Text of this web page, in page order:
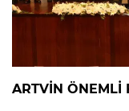
ARTVİN ÖNEMLİ